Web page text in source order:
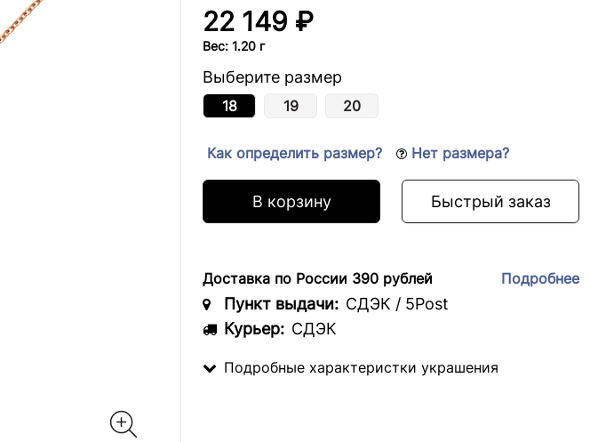
22 149 ₽
Вес: 1.20 г
Выберите размер
18 19 20
Как определить размер? Нет размера?
В корзину Быстрый заказ
Доставка по России 390 рублей Подробнее
Пункт выдачи: СДЭК / 5Post
Курьер: СДЭК
Подробные характеристки украшения